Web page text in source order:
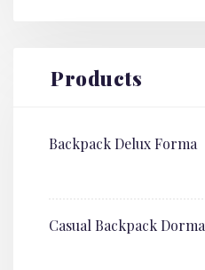
Products
Backpack Delux Forma
Casual Backpack Dorma